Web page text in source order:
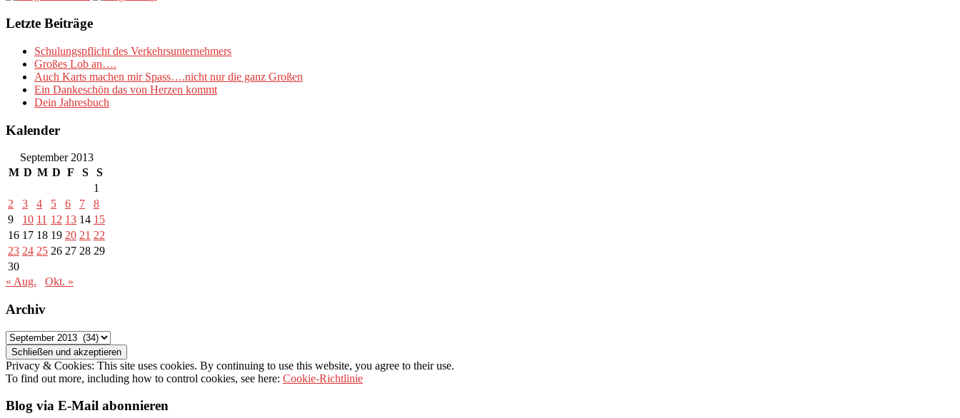
Letzte Beiträge
Schulungspflicht des Verkehrsunternehmers
Großes Lob an….
Auch Karts machen mir Spass….nicht nur die ganz Großen
Ein Dankeschön das von Herzen kommt
Dein Jahresbuch
Kalender
September 2013
M D M D F S
S
1
2
3 4 5 6 7
8
9
10 11 12 13 14 15
16 17 18 19 20 21 22
23 24 25 26 27 28 29
30
« Aug.
Okt. »
Archiv
Archiv
Privacy & Cookies: This site uses cookies. By continuing to use this website, you agree to their use.
To find out more, including how to control cookies, see here: Cookie-Richtlinie
Blog via E-Mail abonnieren